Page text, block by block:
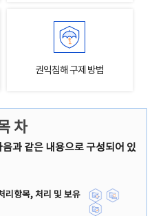
권익침해 구제 방법
차
과 같은 내용으로 구성되어 있
리항목, 처리 및 보유